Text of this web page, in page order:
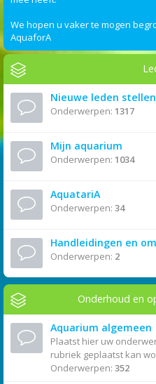
We hopen u vaker te mogen
AquaforA
Nieuwe leden
Onderwerpen: 1317
Mijn aquarium
Onderwerpen: 1034
AquatariA
Onderwerpen: 34
Handleidingen en
Onderwerpen: 2
Onderhoud en
Aquarium algemeen
Plaatst hier uw
rubriek geplaatst kan
Onderwerpen: 352